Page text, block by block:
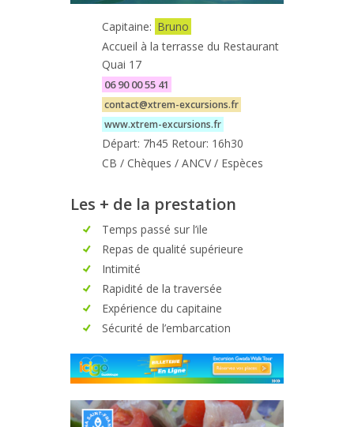
Capitaine: Bruno
Accueil à la terrasse du Restaurant
Quai 17
06 90 00 55 41
contact@xtrem-excursions.fr
www.xtrem-excursions.fr
Départ: 7h45 Retour: 16h30
CB / Chèques / ANCV / Espèces
Les + de la prestation
Temps passé sur l’ile
Repas de qualité supérieure
Intimité
Rapidité de la traversée
Expérience du capitaine
Sécurité de l’embarcation